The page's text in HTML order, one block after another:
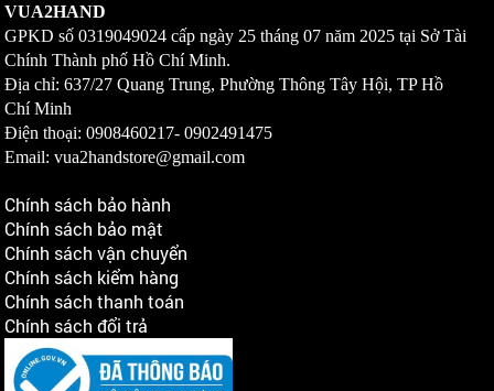
VUA2HAND
GPKD số0319049024 cấp ngày 25 tháng 07 năm 2025 tại Sở Tài
Chính Thành phố Hồ Chí Minh.
Địa chỉ: 637/27 Quang Trung, Phường Thông Tây Hội, TP Hồ
Chí Minh
Điện thoại: 0908460217-0902491475
Email: vua2handstore@gmail.com
Chính sách bảo hành
Chính sách bảo mật
Chính sách vận chuyển
Chính sách kiểm hàng
Chính sách thanh toán
Chính sách đổi trả